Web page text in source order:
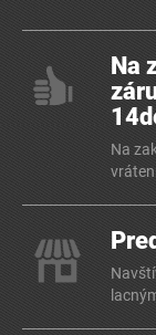
Na
Na